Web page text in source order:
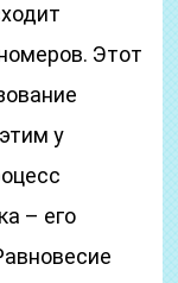
Этот
у
– его